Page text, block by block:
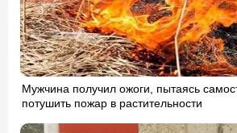
Мужчина получил ожоги, пытаясь
потушить пожар в растительности